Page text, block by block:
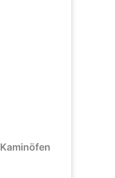
Kaminöfen